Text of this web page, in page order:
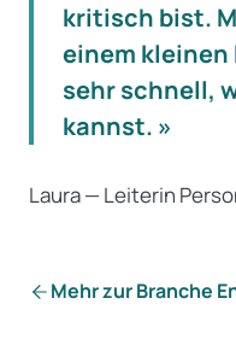
kritisch bist.
einem kleinen
sehr schnell,
kannst. »
Laura — Leiterin
Mehr zur Branche